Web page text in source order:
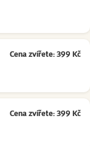
Cena zvířete: 399 Kč
Cena zvířete: 399 Kč